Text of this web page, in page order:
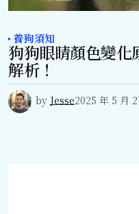
養狗須知
狗狗眼睛顏色變化
解析！
by Jesse2025 年 5 月